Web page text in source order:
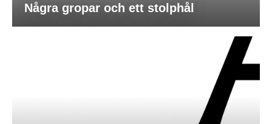
Några gropar och ett stolphål